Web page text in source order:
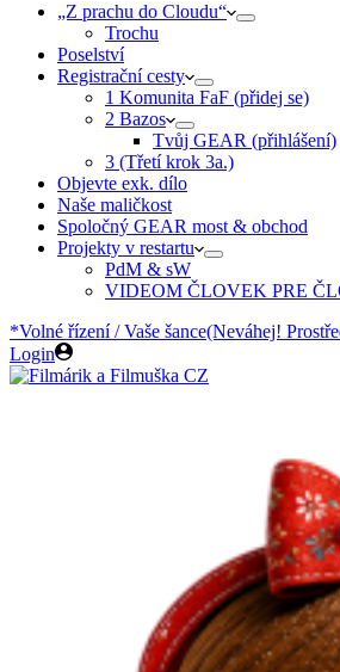
„Z prachu do Cloudu“
Trochu
Poselství
Registrační cesty
1 Komunita FaF (přidej se)
2 Bazos
Tvůj GEAR (přihlášení)
3 (Třetí krok 3a.)
Objevte exk. dílo
Naše maličkost
Spoločný GEAR most & obchod
Projekty v restartu
PdM & sW
VIDEOM ČLOVEK PRE
*Volné řízení / Vaše šance(Neváhej!
Login